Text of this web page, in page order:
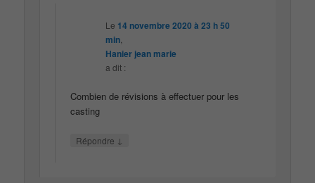
Le 14 novembre 2020 à 23 h 50
min
Hanier jean marie
a dit :
Combien de révisions à effectuer pour les
casting
Répondre ↓